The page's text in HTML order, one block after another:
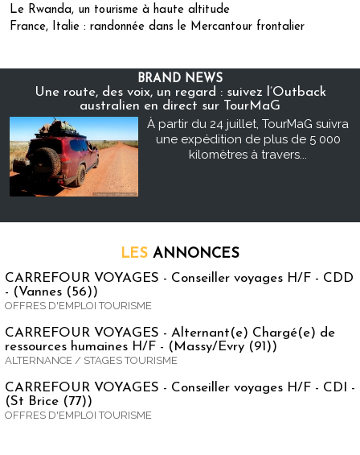
Le Rwanda, un tourisme à haute altitude
France, Italie : randonnée dans le Mercantour frontalier
BRAND NEWS
Une route, des voix, un regard : suivez l’Outback
australien en direct sur TourMaG
À partir du 24 juillet, TourMaG suivra
une expédition de plus de 5 000
kilomètres à travers...
LES ANNONCES
CARREFOUR VOYAGES - Conseiller voyages H/F - CDD
- (Vannes (56))
OFFRES D'EMPLOI TOURISME
CARREFOUR VOYAGES - Alternant(e) Chargé(e) de
ressources humaines H/F - (Massy/Evry (91))
ALTERNANCE / STAGES TOURISME
CARREFOUR VOYAGES - Conseiller voyages H/F - CDI -
(St Brice (77))
OFFRES D'EMPLOI TOURISME